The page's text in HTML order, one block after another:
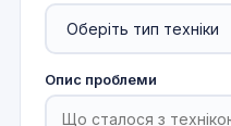
Опис проблеми